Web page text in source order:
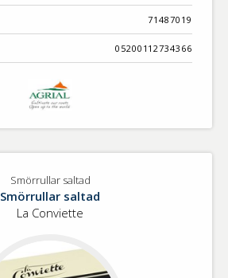
71487019
05200112734366
Smörrullar saltad
Smörrullar saltad
La Conviette